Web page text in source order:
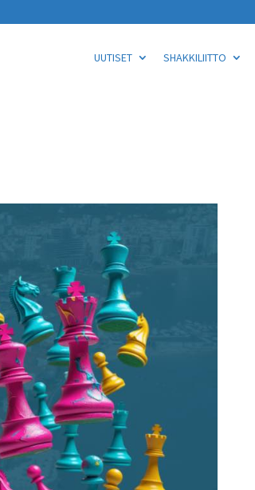
UUTISET SHAKKILIITTO